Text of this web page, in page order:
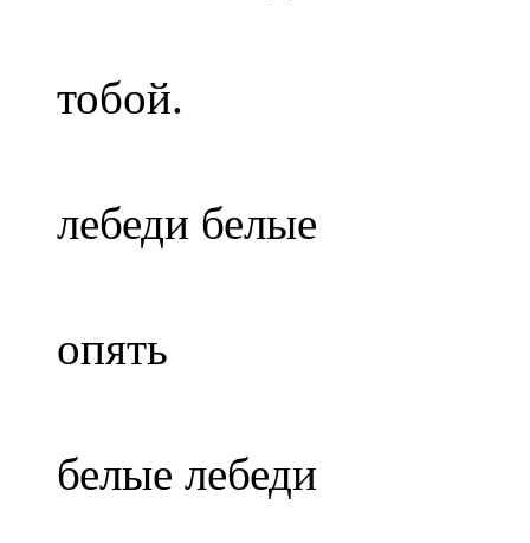
тобой.
лебеди белые
опять
белые лебеди